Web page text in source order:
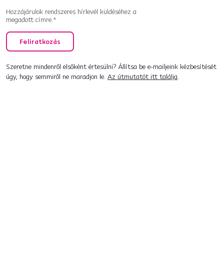
Hozzájárulok rendszeres hírlevél küldéséhez a
megadott címre.*
Feliratkozás
Szeretne mindenről elsőként értesülni? Állítsa be e-mailjeink kézbesítését
úgy, hogy semmiről ne maradjon le. Az útmutatót itt találja.